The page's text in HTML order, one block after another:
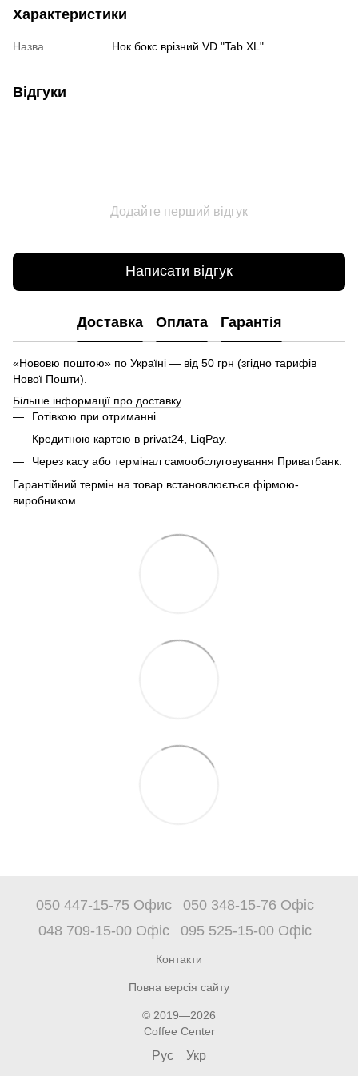
Характеристики
Назва Нок бокс врізний VD "Tab XL"
Відгуки
Додайте перший відгук
Написати відгук
Доставка Оплата Гарантія
«Нововю поштою» по Україні — від 50 грн (згідно тарифів
Нової Пошти).
Більше інформації про доставку
Готівкою при отриманні
Кредитною картою в privat24, LiqPay.
Через касу або термінал самообслуговування Приватбанк.
Гарантійний термін на товар встановлюється фірмою-
виробником
050 447-15-75 Офис
050 348-15-76 Офіс
048 709-15-00 Офіс
095 525-15-00 Офіс
Контакти
Повна версія сайту
© 2019—2026
Coffee Center
Рус Укр